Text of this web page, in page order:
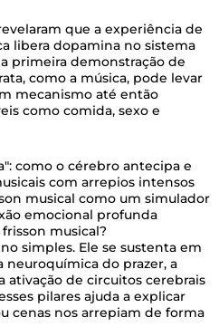
que a experiência de
libera dopamina no sistema
primeira demonstração de
como a música, pode levar
mecanismo até então
como comida, sexo e
musical como um simulador
emocional profunda
musical?
simples. Ele se sustenta em
do prazer, a
ativação de circuitos cerebrais
pilares ajuda a explicar
cenas nos arrepiam de forma